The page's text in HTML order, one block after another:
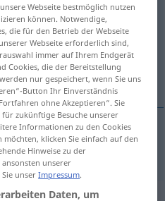
anklicken/antippen)
Webseite bestmöglich nutzen
können. Notwendige,
die für den Betrieb der Webseite
Webseite erforderlich sind,
immer auf Ihrem Endgerät
Cookies, die der Bereitstellung
nur gespeichert, wenn Sie uns
Button Ihr Einverständnis
ohne Akzeptieren“. Sie
zukünftige Besuche unserer
Informationen zu den Cookies
klicken Sie einfach auf den
Hinweise zu der
unserer
Sie unserImpressum.
Daten, um